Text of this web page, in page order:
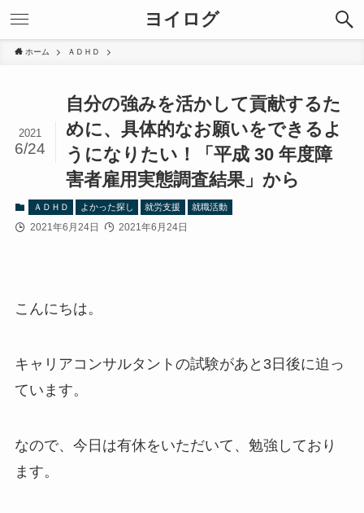
ヨイログ
ホーム ＡＤＨＤ
自分の強みを活かして貢献するた
めに、具体的なお願いをできるよ
うになりたい！「平成 30 年度障
害者雇用実態調査結果」から
2021
6/24
ＡＤＨＤ よかった探し 就労支援 就職活動
2021年6月24日 2021年6月24日
こんにちは。
キャリアコンサルタントの試験があと3日後に迫っ
ています。
なので、今日は有休をいただいて、勉強しており
ます。